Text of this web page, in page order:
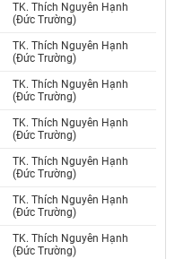
TK. Thích Nguyên Hạnh
(Đức Trường)
TK. Thích Nguyên Hạnh
(Đức Trường)
TK. Thích Nguyên Hạnh
(Đức Trường)
TK. Thích Nguyên Hạnh
(Đức Trường)
TK. Thích Nguyên Hạnh
(Đức Trường)
TK. Thích Nguyên Hạnh
(Đức Trường)
TK. Thích Nguyên Hạnh
(Đức Trường)